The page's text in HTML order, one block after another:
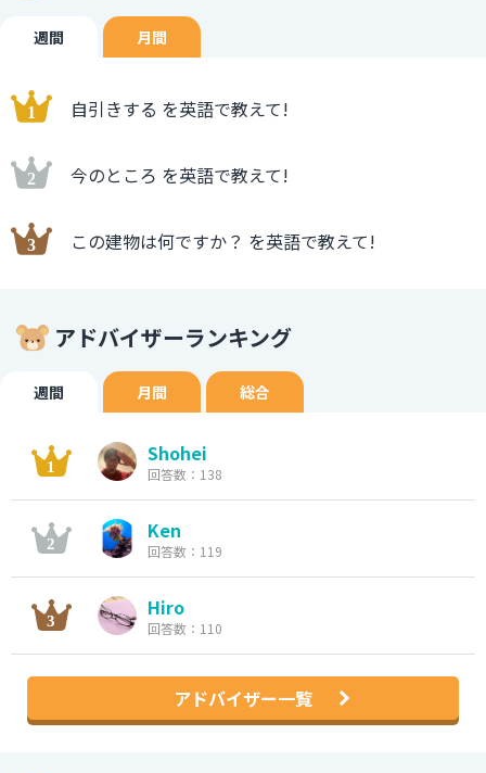
週間 月間
自引きする を英語で教えて!
今のところ を英語で教えて!
この建物は何ですか？ を英語で教えて!
アドバイザーランキング
週間 月間 総合
Shohei
回答数：138
Ken
回答数：119
Hiro
回答数：110
アドバイザー一覧